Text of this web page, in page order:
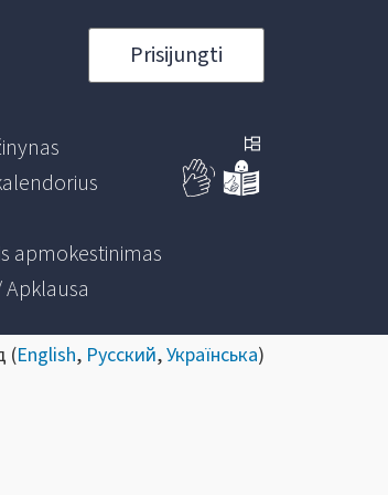
Prisijungti
apmokestinimas
(English, Русский,Українська)